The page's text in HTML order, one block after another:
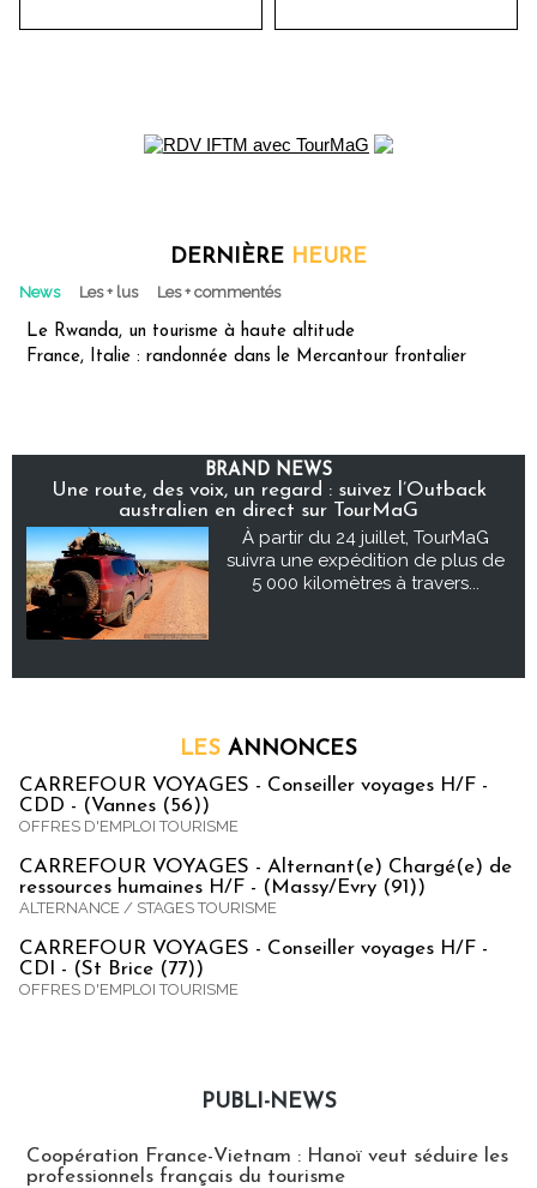
DERNIÈRE HEURE
News Les + lus Les + commentés
Le Rwanda, un tourisme à haute altitude
France, Italie : randonnée dans le Mercantour frontalier
BRAND NEWS
Une route, des voix, un regard : suivez l’Outback
australien en direct sur TourMaG
À partir du 24 juillet, TourMaG
suivra une expédition de plus de
5 000 kilomètres à travers...
LES ANNONCES
CARREFOUR VOYAGES - Conseiller voyages H/F -
CDD - (Vannes (56))
OFFRES D'EMPLOI TOURISME
CARREFOUR VOYAGES - Alternant(e) Chargé(e) de
ressources humaines H/F - (Massy/Evry (91))
ALTERNANCE / STAGES TOURISME
CARREFOUR VOYAGES - Conseiller voyages H/F -
CDI - (St Brice (77))
OFFRES D'EMPLOI TOURISME
PUBLI-NEWS
Coopération France-Vietnam : Hanoï veut séduire les
professionnels français du tourisme